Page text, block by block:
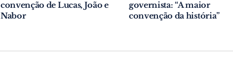
convenção de Lucas, João e
Nabor
governista: “A maior
convenção da história”